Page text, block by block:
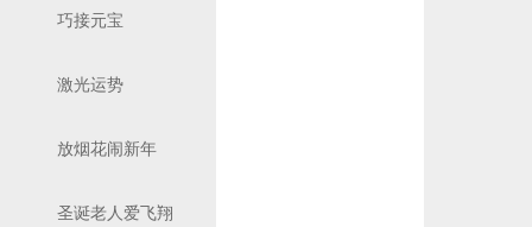
巧接元宝
激光运势
放烟花闹新年
圣诞老人爱飞翔